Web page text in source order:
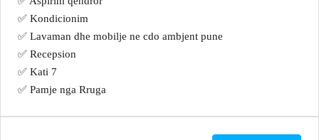
✅ Kondicionim
✅ Lavaman dhe mobilje ne cdo ambjent pune
✅ Recepsion
✅ Kati 7
✅ Pamje nga Rruga